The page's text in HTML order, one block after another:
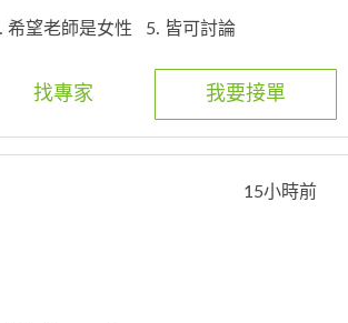
希望老師是女性 5. 皆可討論
我要接單
找專家
15小時前